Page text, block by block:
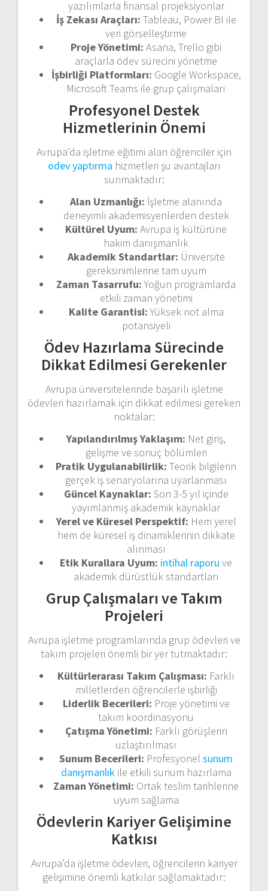
yazılımlarla finansal projeksiyonlar
İş Zekası Araçları: Tableau, Power BI ile
veri görselleştirme
Proje Yönetimi: Asana, Trello gibi
araçlarla ödev sürecini yönetme
İşbirliği Platformları: Google Workspace,
Microsoft Teams ile grup çalışmaları
Profesyonel Destek
Hizmetlerinin Önemi
Avrupa’da işletme eğitimi alan öğrenciler için
ödev yaptırma hizmetleri şu avantajları
sunmaktadır:
Alan Uzmanlığı: İşletme alanında
deneyimli akademisyenlerden destek
Kültürel Uyum: Avrupa iş kültürüne
hakim danışmanlık
Akademik Standartlar: Üniversite
gereksinimlerine tam uyum
Zaman Tasarrufu:Yoğun programlarda
etkili zaman yönetimi
Kalite Garantisi:Yüksek not alma
potansiyeli
Ödev Hazırlama Sürecinde
Dikkat Edilmesi Gerekenler
Avrupa üniversitelerinde başarılı işletme
ödevleri hazırlamak için dikkat edilmesi gereken
noktalar:
Yapılandırılmış Yaklaşım: Net giriş,
gelişme ve sonuç bölümleri
Pratik Uygulanabilirlik: Teorik bilgilerin
gerçek iş senaryolarına uyarlanması
Güncel Kaynaklar: Son 3-5 yıl içinde
yayımlanmış akademik kaynaklar
Yerel ve Küresel Perspektif: Hem yerel
hem de küresel iş dinamiklerinin dikkate
alınması
Etik Kurallara Uyum: intihal raporu ve
akademik dürüstlük standartları
Grup Çalışmaları ve Takım
Projeleri
Avrupa işletme programlarında grup ödevleri ve
takım projeleri önemli bir yer tutmaktadır:
Kültürlerarası Takım Çalışması: Farklı
milletlerden öğrencilerle işbirliği
Liderlik Becerileri: Proje yönetimi ve
takım koordinasyonu
Çatışma Yönetimi: Farklı görüşlerin
uzlaştırılması
Sunum Becerileri: Profesyonel sunum
danışmanlıkile etkili sunum hazırlama
Zaman Yönetimi: Ortak teslim tarihlerine
uyum sağlama
Ödevlerin Kariyer Gelişimine
Katkısı
Avrupa’da işletme ödevleri, öğrencilerin kariyer
gelişimine önemli katkılar sağlamaktadır: